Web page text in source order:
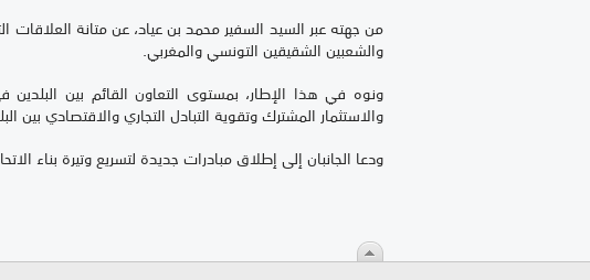
من جهته عبر السيد السفير محمد بن عياد، عن متانة العلاقات
والشعبين الشقيقين التونسي والمغربي.
ونوه في هذا الإطار، بمستوى التعاون القائم بين
والاستثمار المشترك وتقوية التبادل التجاري والاقتصادي بين
ودعا الجانبان إلى إطلاق مبادرات جديدة لتسريع وتيرة بناء